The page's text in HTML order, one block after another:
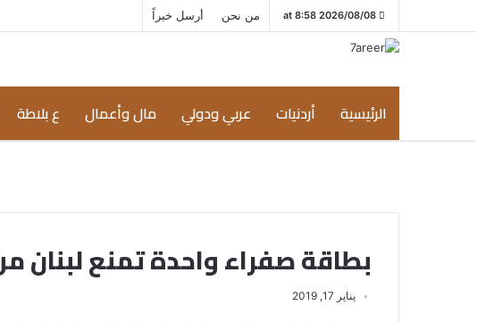
2026/08/08 at 8:58 من نحن أرسل خبراً
الرئيسية أردنيات عربي ودولي مال وأعمال ع بلاطة
بطاقة صفراء واحدة تمنع لبنان
يناير 17, 2019